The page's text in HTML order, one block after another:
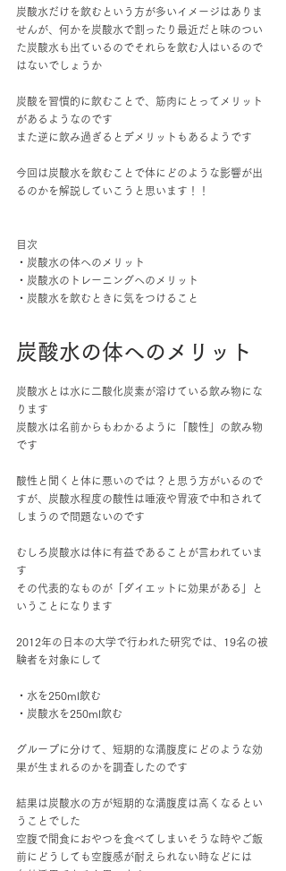
炭酸水だけを飲むという方が多いイメージはありま
せんが、何かを炭酸水で割ったり最近だと味のつい
た炭酸水も出ているのでそれらを飲む人はいるので
はないでしょうか
炭酸を習慣的に飲むことで、筋肉にとってメリット
があるようなのです
また逆に飲み過ぎるとデメリットもあるようです
今回は炭酸水を飲むことで体にどのような影響が出
るのかを解説していこうと思います！！
目次
・炭酸水の体へのメリット
・炭酸水のトレーニングへのメリット
・炭酸水を飲むときに気をつけること
炭酸水の体へのメリット
炭酸水とは水に二酸化炭素が溶けている飲み物にな
ります
炭酸水は名前からもわかるように「酸性」の飲み物
です
酸性と聞くと体に悪いのでは？と思う方がいるので
すが、炭酸水程度の酸性は唾液や胃液で中和されて
しまうので問題ないのです
むしろ炭酸水は体に有益であることが言われていま
す
その代表的なものが「ダイエットに効果がある」と
いうことになります
2012年の日本の大学で行われた研究では、19名の被
験者を対象にして
・水を250ml飲む
・炭酸水を250ml飲む
グループに分けて、短期的な満腹度にどのような効
果が生まれるのかを調査したのです
結果は炭酸水の方が短期的な満腹度は高くなるとい
うことでした
空腹で間食におやつを食べてしまいそうな時やご飯
前にどうしても空腹感が耐えられない時などには